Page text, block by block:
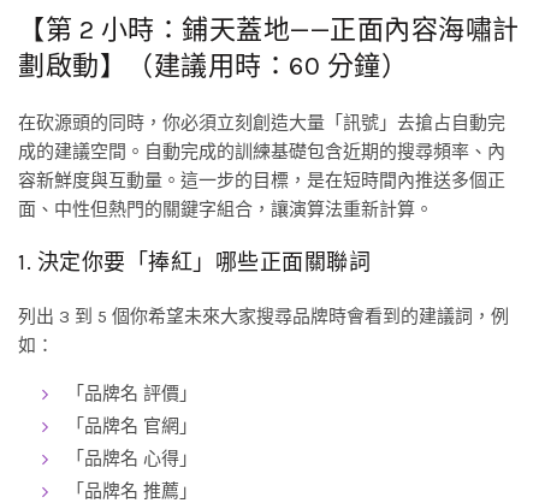
【第 2 小時：鋪天蓋地——正面內容海嘯計
劃啟動】（建議用時：60 分鐘）
在砍源頭的同時，你必須立刻創造大量「訊號」去搶占自動完
成的建議空間。自動完成的訓練基礎包含近期的搜尋頻率、內
容新鮮度與互動量。這一步的目標，是在短時間內推送多個正
面、中性但熱門的關鍵字組合，讓演算法重新計算。
1. 決定你要「捧紅」哪些正面關聯詞
列出 3 到 5 個你希望未來大家搜尋品牌時會看到的建議詞，例
如：
「品牌名 評價」
「品牌名 官網」
「品牌名 心得」
「品牌名 推薦」